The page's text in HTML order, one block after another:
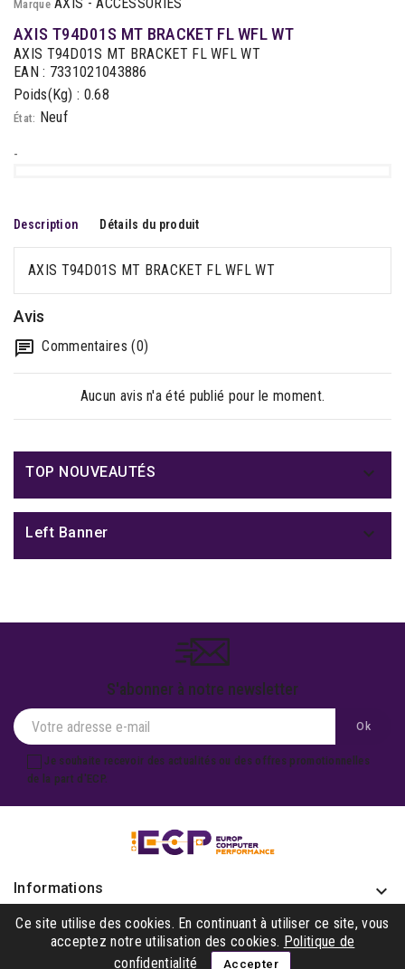
Marque
AXIS T94D01S MT BRACKET FL WFL WT
AXIS T94D01S MT BRACKET FL WFL WT
EAN : 7331021043886
Poids(Kg) : 0.68
État: Neuf
-
Description Détails du produit
AXIS T94D01S MT BRACKET FL WFL WT
Avis
Commentaires (0)
Aucun avis n'a été publié pour le moment.
TOP NOUVEAUTÉS 
Left Banner 
S'abonner à notre newsletter
Je souhaite recevoir des actualités ou des offres promotionnelles
de la part d'ECP.
Informations keyboard_arrow_down
Produits 
Notre société
Ce site utilise des cookies. En continuant à utiliser ce site, vous
acceptez notre utilisation des cookies. Politique de
confidentialité
Accepter